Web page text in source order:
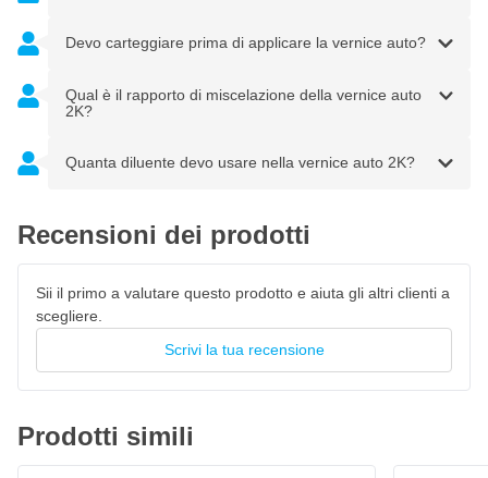
Fornita pronta all'uso per un utilizzo immediato
Finitura uniforme con pistola a spruzzo
Verniciabile con vernice trasparente per una protezione extra
Devo carteggiare prima di applicare la vernice auto?
Qual è il rapporto di miscelazione della vernice auto
2K?
Quanta diluente devo usare nella vernice auto 2K?
Recensioni dei prodotti
Sii il primo a valutare questo prodotto e aiuta gli altri clienti a
scegliere.
Scrivi la tua recensione
Prodotti simili